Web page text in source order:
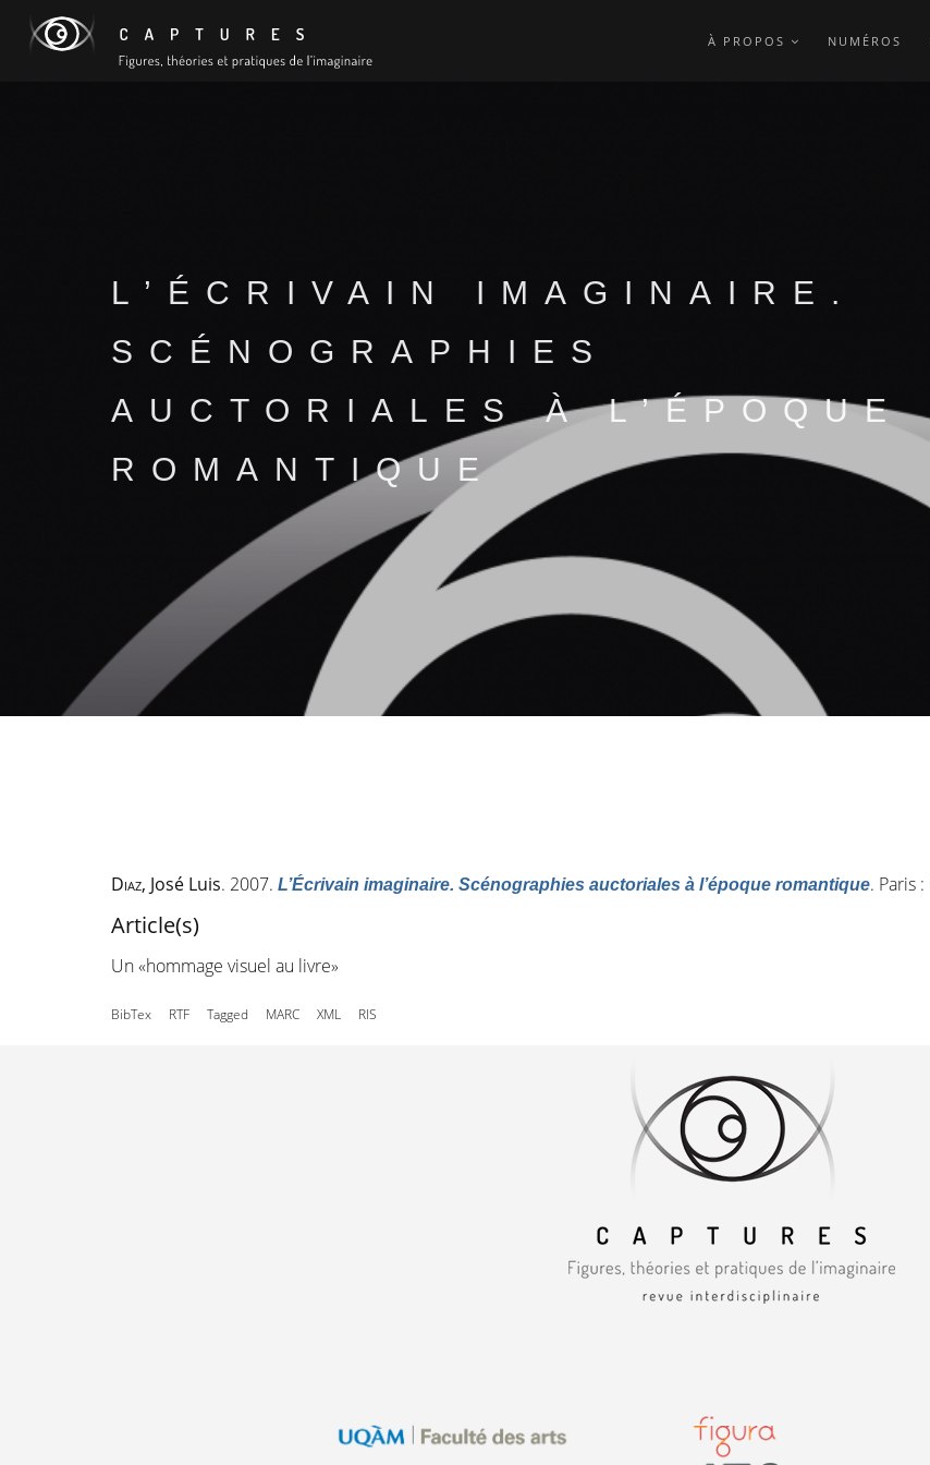
À PROPOS NUMÉROS
L’ÉCRIVAIN IMAGINAIRE.
SCÉNOGRAPHIES
AUCTORIALES À L’ÉPOQUE
ROMANTIQUE
Diaz, José Luis. 2007. L’Écrivain imaginaire. Scénographies auctoriales à l’époque romantique. Paris
Article(s)
Un «hommage visuel au livre»
BibTex RTF Tagged MARC XML RIS